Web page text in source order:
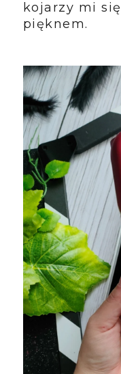
kojarzy mi
pięknem.